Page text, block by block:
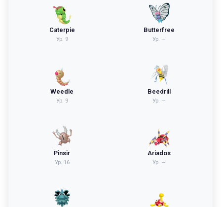
Caterpie
Ур. 9
Butterfree
Ур. —
Weedle
Ур. 9
Beedrill
Ур. —
Pinsir
Ур. 16
Ariados
Ур. —